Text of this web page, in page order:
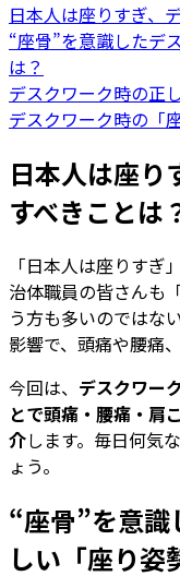
日本人は座りすぎ、
“座骨”を意識したデ
は？
デスクワーク時の正
デスクワーク時の「
日本人は座り
すべきことは
「日本人は座りすぎ
治体職員の皆さんも
う方も多いのではな
影響で、頭痛や腰痛
今回は、 デスクワー
とで頭痛・腰痛・肩
介します。毎日何気
ょう。
“座骨”を意
しい「座り姿